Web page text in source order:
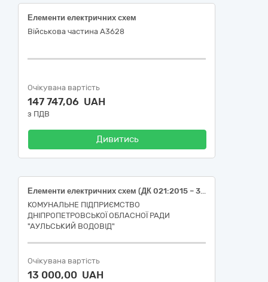
Елементи електричних схем
Військова частина А3628
Очікувана вартість
147 747,06 UAH
з ПДВ
Дивитись
Елементи електричних схем (ДК 021:2015 – 31220000-4 - Елементи електричних схем)
КОМУНАЛЬНЕ ПІДПРИЄМСТВО
ДНІПРОПЕТРОВСЬКОЇ ОБЛАСНОЇ РАДИ
"АУЛЬСЬКИЙ ВОДОВІД"
Очікувана вартість
13 000,00 UAH